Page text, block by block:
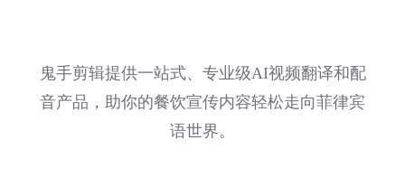
鬼手剪辑提供一站式、专业级AI视频翻译和配
音产品，助你的餐饮宣传内容轻松走向菲律宾
语世界。